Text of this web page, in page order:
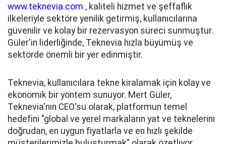
www.teknevia.com , kaliteli hizmet ve şeffaflık
ilkeleriyle sektöre yenilik getirmiş, kullanıcılarına
güvenilir ve kolay bir rezervasyon süreci sunmuştur.
Güler'in liderliğinde, Teknevia hızla büyümüş ve
sektörde önemli bir yer edinmiştir.
Teknevia, kullanıcılara tekne kiralamak için kolay ve
ekonomik bir yöntem sunuyor. Mert Güler,
Teknevia'nın CEO'su olarak, platformun temel
hedefini "global ve yerel markaların yat ve teknelerini
doğrudan, en uygun fiyatlarla ve en hızlı şekilde